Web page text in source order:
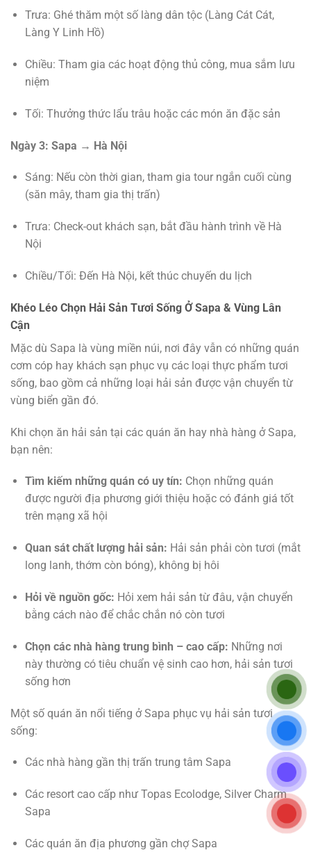
Trưa: Ghé thăm một số làng dân tộc (Làng Cát Cát,
Làng Y Linh Hồ)
Chiều: Tham gia các hoạt động thủ công, mua sắm lưu
niệm
Tối: Thưởng thức lẩu trâu hoặc các món ăn đặc sản
Ngày 3: Sapa → Hà Nội
Sáng: Nếu còn thời gian, tham gia tour ngắn cuối cùng
(săn mây, tham gia thị trấn)
Trưa: Check-out khách sạn, bắt đầu hành trình về Hà
Nội
Chiều/Tối: Đến Hà Nội, kết thúc chuyến du lịch
Khéo Léo Chọn Hải Sản Tươi Sống Ở Sapa & Vùng Lân
Cận
Mặc dù Sapa là vùng miền núi, nơi đây vẫn có những quán
cơm cóp hay khách sạn phục vụ các loại thực phẩm tươi
sống, bao gồm cả những loại hải sản được vận chuyển từ
vùng biển gần đó.
Khi chọn ăn hải sản tại các quán ăn hay nhà hàng ở Sapa,
bạn nên:
Tìm kiếm những quán có uy tín: Chọn những quán
được người địa phương giới thiệu hoặc có đánh giá tốt
trên mạng xã hội
Quan sát chất lượng hải sản: Hải sản phải còn tươi (mắt
long lanh, thớm còn bóng), không bị hôi
Hỏi về nguồn gốc: Hỏi xem hải sản từ đâu, vận chuyển
bằng cách nào để chắc chắn nó còn tươi
Chọn các nhà hàng trung bình – cao cấp: Những nơi
này thường có tiêu chuẩn vệ sinh cao hơn, hải sản tươi
sống hơn
Một số quán ăn nổi tiếng ở Sapa phục vụ hải sản tươi
sống:
Các nhà hàng gần thị trấn trung tâm Sapa
Các resort cao cấp như Topas Ecolodge, Silver Charm
Sapa
Các quán ăn địa phương gần chợ Sapa